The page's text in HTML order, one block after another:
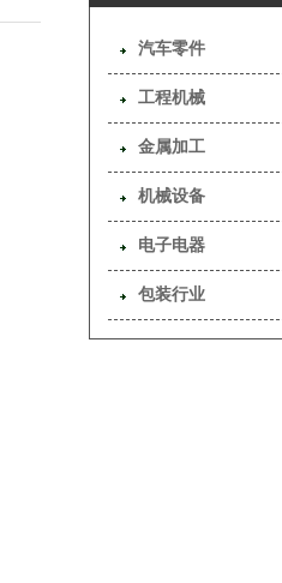
汽车零件
工程机械
金属加工
机械设备
电子电器
包装行业